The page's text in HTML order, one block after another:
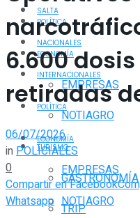
POLÍTICA
ECONOMÍA
EMPRESAS
NOTIAGRO
TURISMO
GASTRONOMÍA
TRIP
SALTA
NACIONALES
INTERNACIONALES
POLÍTICA
ECONOMÍA
EMPRESAS
NOTIAGRO
6.600
retiradas
06/07/2026
inPOLICIALES
0
Compartir en Facebook
Whatsapp